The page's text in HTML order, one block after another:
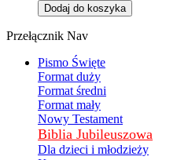
Dodaj do koszyka
Przełącznik Nav
Pismo Święte
Format duży
Format średni
Format mały
Nowy Testament
Biblia Jubileuszowa
Dla dzieci i młodzieży